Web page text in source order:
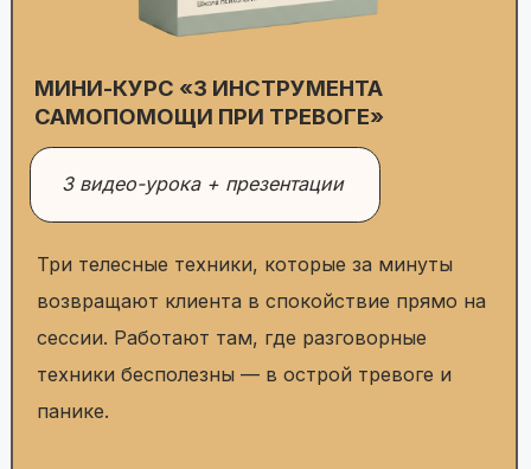
клиенту, когда нужно «прямо сейчас».
На первом эфире разберём, как встраивать
эти техники в работу.
ЧТО ВЫ ЗАБЕРЁТЕ С ЭФИРА: